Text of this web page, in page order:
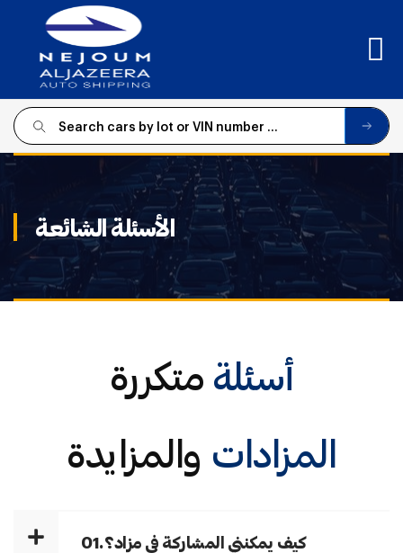
الأسئلة الشائعة
أسئلة متكررة
المزادات والمزايدة
01. كيف يمكنني المشاركة في مزاد؟